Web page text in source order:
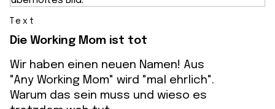
Text
Die Working Mom ist tot
Wir haben einen neuen Namen! Aus
"Any Working Mom" wird "mal ehrlich".
Warum das sein muss und wieso es